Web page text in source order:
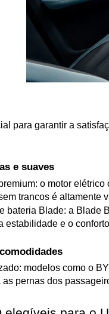
para garantir a
e suaves
o motor
trancos é altamente
bateria Blade: a Blade
estabilidade e o
modelos como o
as pernas dos